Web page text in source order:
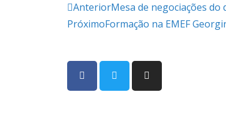
k
r
AnteriorMesa de negociações do
PróximoFormação na EMEF